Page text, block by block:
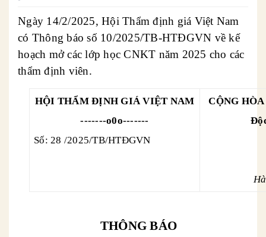
Ngày 14/2/2025, Hội Thẩm định giá Việt Nam
có Thông báo số 10/2025/TB-HTĐGVN về kế
hoạch mở các lớp học CNKT năm 2025 cho các
thẩm định viên.
HỘI THẨM ĐỊNH GIÁ VIỆT NAM
-------o0o-------
Số: 28 /2025/TB/HTĐGVN
CỘNG
Hà
THÔNG BÁO